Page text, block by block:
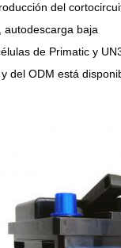
del
autodescarga baja
de Primatic y
del ODM está